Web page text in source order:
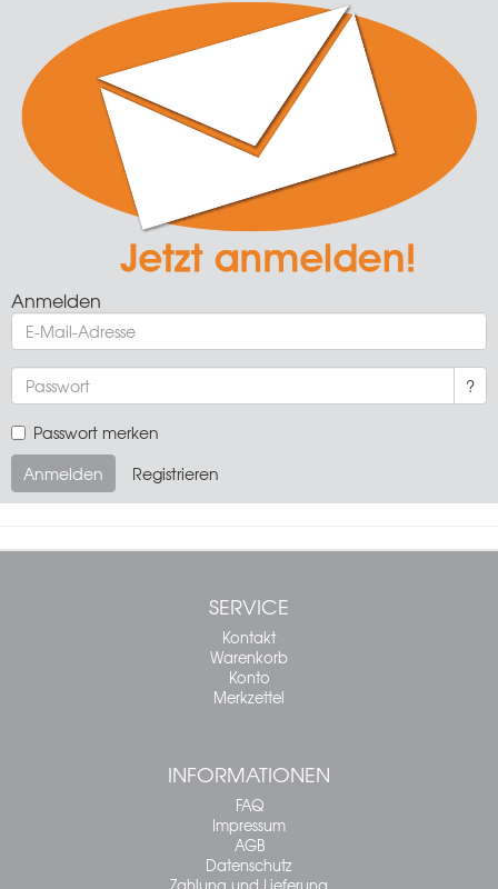
Anmelden
?
Passwort merken
Anmelden
Registrieren
SERVICE
Kontakt
Warenkorb
Konto
Merkzettel
INFORMATIONEN
FAQ
Impressum
AGB
Datenschutz